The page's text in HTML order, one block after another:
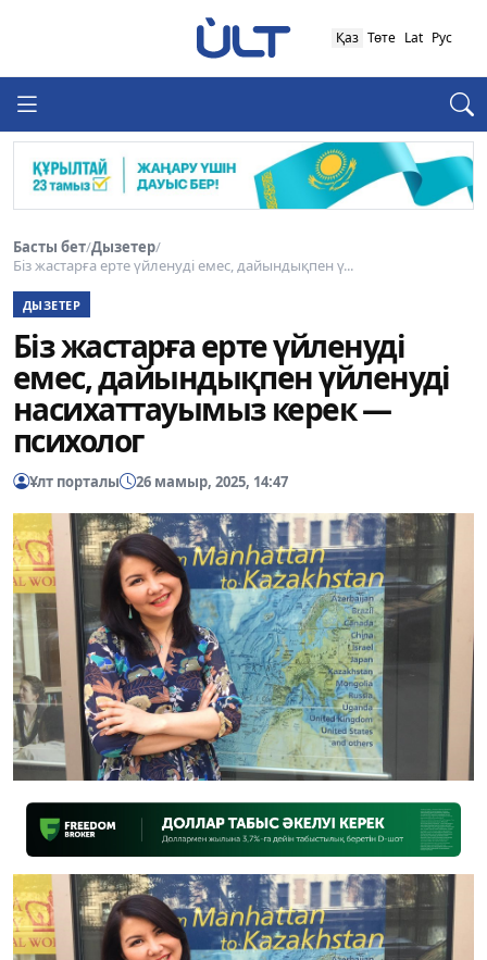
Қаз Төте Lat Рус
Басты бет/Дызетер/
Біз жастарға ерте үйленуді емес, дайындықпен ү...
ДЫЗЕТЕР
Біз жастарға ерте үйленуді
емес, дайындықпен үйленуді
насихаттауымыз керек —
психолог
Ұлт порталы 26 мамыр, 2025, 14:47